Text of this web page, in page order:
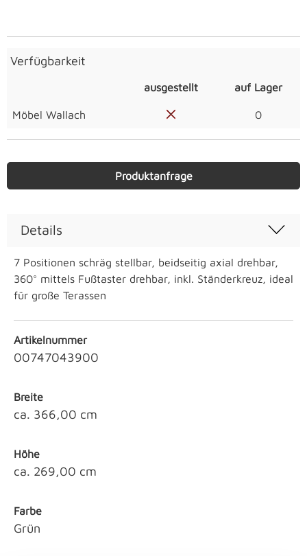
Verfügbarkeit
ausgestellt auf Lager
Möbel Wallach 0
Produktanfrage
Details
7 Positionen schräg stellbar, beidseitig axial drehbar,
360° mittels Fußtaster drehbar, inkl. Ständerkreuz, ideal
für große Terassen
Artikelnummer
00747043900
Breite
ca. 366,00 cm
Höhe
ca. 269,00 cm
Farbe
Grün